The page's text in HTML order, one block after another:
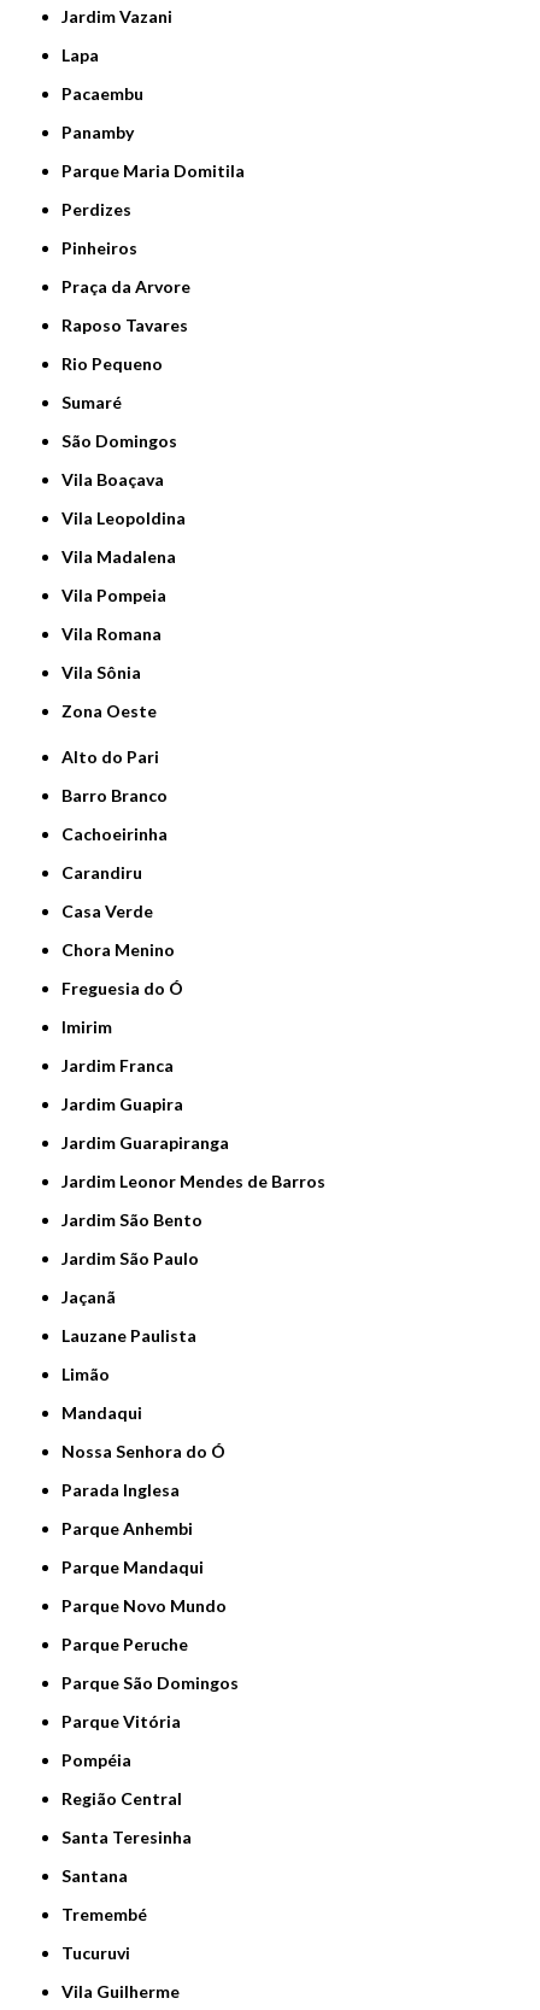
Jardim Vazani
Lapa
Pacaembu
Panamby
Parque Maria Domitila
Perdizes
Pinheiros
Praça da Arvore
Raposo Tavares
Rio Pequeno
Sumaré
São Domingos
Vila Boaçava
Vila Leopoldina
Vila Madalena
Vila Pompeia
Vila Romana
Vila Sônia
Zona Oeste
Alto do Pari
Barro Branco
Cachoeirinha
Carandiru
Casa Verde
Chora Menino
Freguesia do Ó
Imirim
Jardim Franca
Jardim Guapira
Jardim Guarapiranga
Jardim Leonor Mendes de Barros
Jardim São Bento
Jardim São Paulo
Jaçanã
Lauzane Paulista
Limão
Mandaqui
Nossa Senhora do Ó
Parada Inglesa
Parque Anhembi
Parque Mandaqui
Parque Novo Mundo
Parque Peruche
Parque São Domingos
Parque Vitória
Pompéia
Região Central
Santa Teresinha
Santana
Tremembé
Tucuruvi
Vila Guilherme